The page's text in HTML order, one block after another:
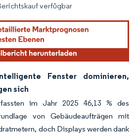
verfügbar
Fenster dominieren,
sich
im Jahr 2025 46,13 % des
von Gebäudeaufträgen mit
doch Displays werden dank